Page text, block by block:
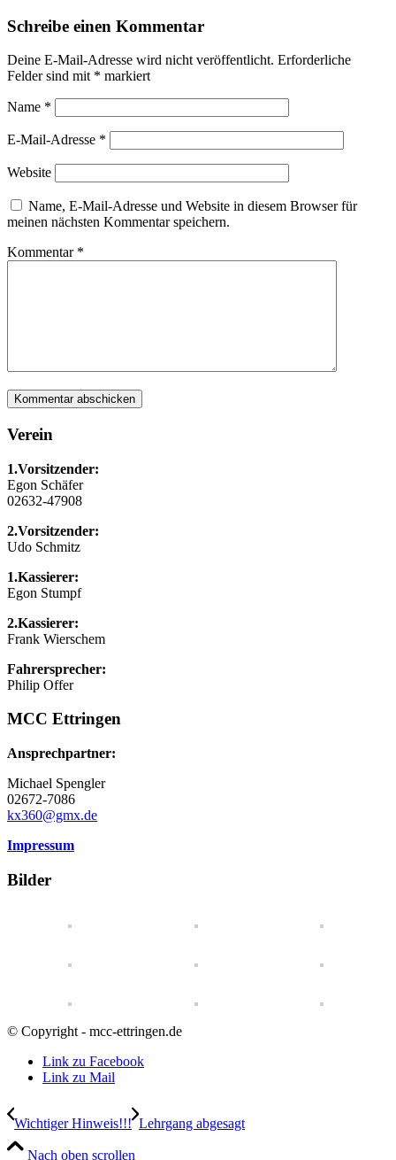
Schreibe einen Kommentar
Deine E-Mail-Adresse wird nicht veröffentlicht. Erforderliche
Felder sind mit * markiert
Name *
E-Mail-Adresse *
Website
Name, E-Mail-Adresse und Website in diesem Browser für
meinen nächsten Kommentar speichern.
Kommentar *
Verein
1.Vorsitzender:
Egon Schäfer
02632-47908
2.Vorsitzender:
Udo Schmitz
1.Kassierer:
Egon Stumpf
2.Kassierer:
Frank Wierschem
Fahrersprecher:
Philip Offer
MCC Ettringen
Ansprechpartner:
Michael Spengler
02672-7086
kx360@gmx.de
Impressum
Bilder
© Copyright - mcc-ettringen.de
Link zu Facebook
Link zu Mail
Wichtiger Hinweis!!! Lehrgang abgesagt
Nach oben scrollen